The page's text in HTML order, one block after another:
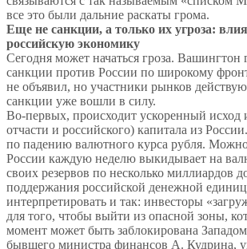
все это были дальние раскаты грома.
Еще не санкции, а только их угроза:
российскую экономику
Сегодня может начаться гроза. Вашингтон
санкции против России по широкому
не объявил, но участники рынков
санкции уже вошли в силу.
Во-первых, происходит ускоренный исход
отчасти и российского) капитала из
по падению валютного курса рубля. Можно
России каждую неделю выкидывает на
своих резервов по несколько миллиардов
поддержания российской денежной
интерпретировать и так: инвесторы
для того, чтобы выйти из опасной зоны,
момент может быть заблокирована
бывшего министра финансов А. Кудрина,